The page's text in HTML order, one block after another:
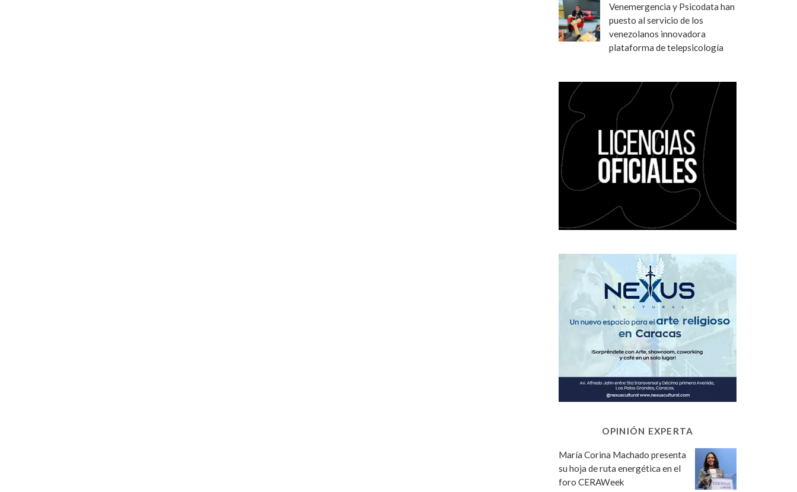
Venemergencia y Psicodata han
puesto al servicio de los
venezolanos innovadora
plataforma de telepsicología
OPINIÓN EXPERTA
María Corina Machado presenta
su hoja de ruta energética en el
foro CERAWeek